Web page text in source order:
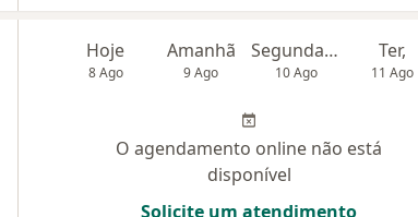
Hoje
8 Ago
Amanhã
9 Ago
Segunda-feira
10 Ago
Ter,
11 Ago
O agendamento online não está
disponível
Solicite um atendimento